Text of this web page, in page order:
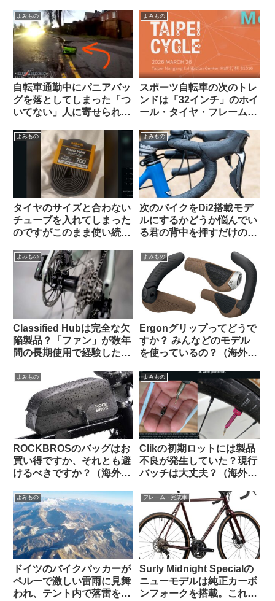
よみもの
自転車通勤中にパニアバッ
グを落としてしまった「つ
いてない」人に寄せられた
人間万事塞翁が馬
よみもの
スポーツ自転車の次のトレ
ンドは「32インチ」のホイ
ール・タイヤ・フレームに
よみもの
タイヤのサイズと合わない
チューブを入れてしまった
のですがこのまま使い続け
外掲示板より）
よみもの
次のバイクをDi2搭載モデ
ルにするかどうか悩んでい
る君の背中を押すだけのコ
よみもの
Classified Hubは完全な欠
陥製品？「ファン」が数年
間の長期使用で経験した
ら）
よみもの
Ergonグリップってどうで
すか？ みんなどのモデル
を使っているの？（海外掲
よみもの
ROCKBROSのバッグはお
買い得ですか、それとも避
けるべきですか？（海外掲
よみもの
Clikの初期ロットには製品
不良が発生していた？現行
バッチは大丈夫？（海外掲
よみもの
ドイツのバイクパッカーが
ペルーで激しい雷雨に見舞
われ、テント内で落雷を受
フレーム・完成車
Surly Midnight Specialの
ニューモデルは純正カーボ
ンフォークを搭載。これで